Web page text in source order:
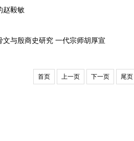
赵毅敏
文与殷商史研究 一代宗师胡厚宣
首页 上一页 下一页 尾页